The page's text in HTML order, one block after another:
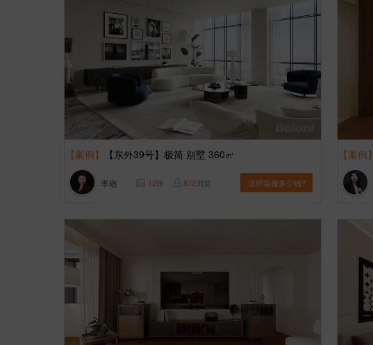
【案例】 【东外39号】极简 别墅 360㎡
李敬 12张 872浏览 这样装修多少钱?
【案例】